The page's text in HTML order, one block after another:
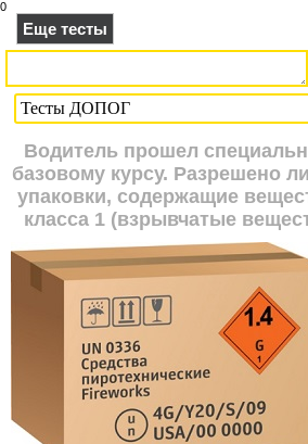
0
Еще тесты
Водитель прошел
базовому курсу. Разрешено
упаковки, содержащие
класса 1 (взрывчатые